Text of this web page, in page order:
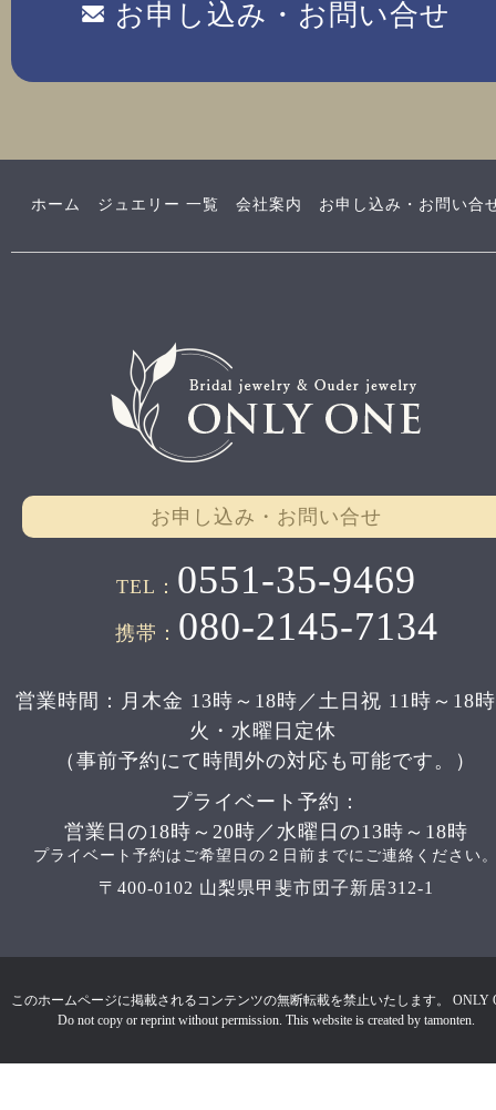
お申し込み・お問い合せ
ホーム ジュエリー 一覧 会社案内 お申し込み・お問い合
お申し込み・お問い合せ
TEL： 0551-35-9469
携帯： 080-2145-7134
営業時間：月木金 13時～18時／土日祝 11時～18
火・水曜日定休
（事前予約にて時間外の対応も可能です。）
プライベート予約：
営業日の18時～20時／水曜日の13時～18時
プライベート予約はご希望日の２日前までにご連絡ください
〒400-0102 山梨県甲斐市団子新居312-1
このホームページに掲載されるコンテンツの無断転載を禁止いたします。 ONLY
Do not copy or reprint without permission. This website is created by tamonten.